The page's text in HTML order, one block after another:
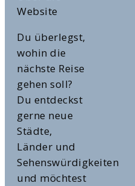
Website
Du überlegst,
wohin die
nächste Reise
gehen soll?
Du entdeckst
gerne neue
Städte,
Länder und
Sehenswürdigkeiten
und möchtest